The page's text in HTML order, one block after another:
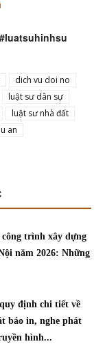
dich vu doi no
luật sư dân sự
luật sư nhà đất
an
trình xây dựng
năm 2026: Những
định chi tiết về
báo in, nghe phát
hình...